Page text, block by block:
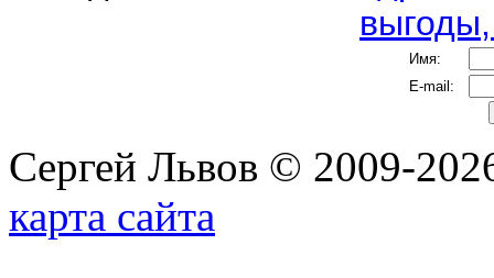
Имя:
E-mail:
Сергей Львов © 2009-
карта сайта